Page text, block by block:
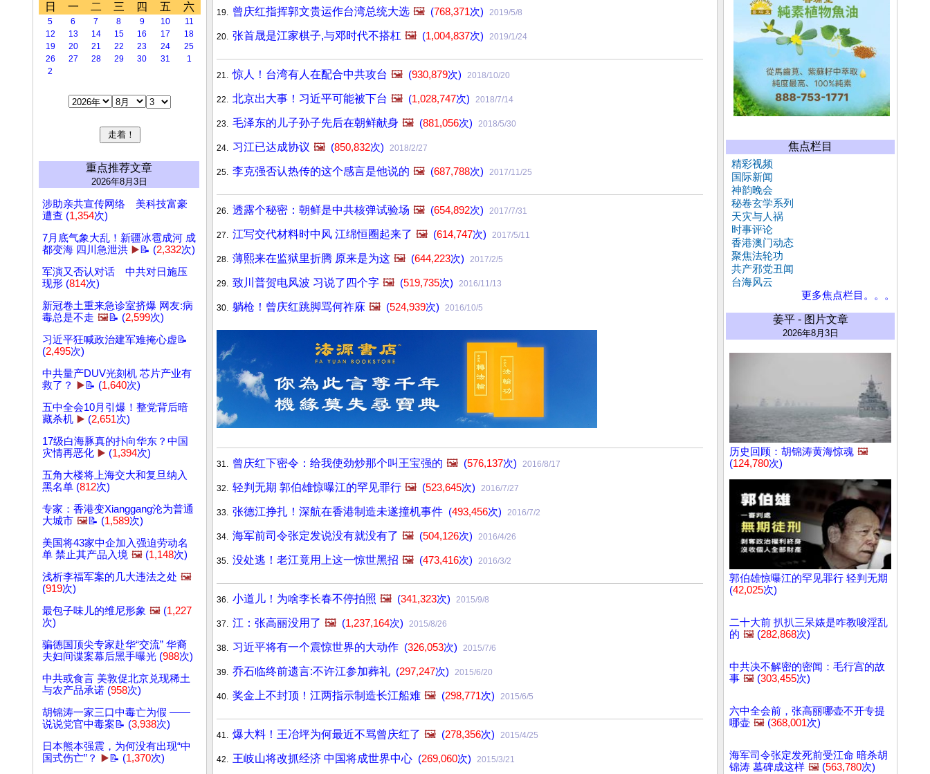
日 一 二 三 四 五 六
5 6 7 8 9 10
11
12
13 14 15 16 17
18
19
20 21 22 23 24
25
26
27 28 29 30 31
1
2
重点推荐文章
2026年8月3日
涉助亲共宣传网络 美科技富豪
遭查 (1,354次)
7月底气象大乱！新疆冰雹成河 成
都变海 四川急泄洪 ▶️📝 (2,332次)
军演又否认对话 中共对日施压
现形 (814次)
新冠卷土重来急诊室挤爆 网友:病
毒总是不走 🖼️📝 (2,599次)
习近平狂喊政治建军难掩心虚📝
(2,495次)
中共量产DUV光刻机 芯片产业有
救了？
▶️📝 (1,640次)
五中全会10月引爆！整党背后暗
藏杀机 ▶️ (2,651次)
17级白海豚真的扑向华东？中国
灾情再恶化 ▶️ (1,394次)
五角大楼将上海交大和复旦纳入
黑名单 (812次)
专家：香港变Xianggang沦为普通
大城市 🖼️📝 (1,589次)
美国将43家中企加入强迫劳动名
单 禁止其产品入境 🖼️ (1,148次)
浅析李福军案的几大违法之处 🖼️
(919次)
最包子味儿的维尼形象 🖼️ (1,227
次)
骗德国顶尖专家赴华“交流” 华裔
夫妇间谍案幕后黑手曝光 (988次)
中共或食言 美敦促北京兑现稀土
与农产品承诺 (958次)
胡锦涛一家三口中毒亡为假 ——
说说党官中毒案📝 (3,938次)
日本熊本强震，为何没有出现“中
国式伤亡”？
▶️📝 (1,370次)
19. 曾庆红指挥郭文贵运作台湾总统大选 🖼️ (768,371次) 2019/5/8
20. 张首晟是江家棋子,与邓时代不搭杠 🖼️ (1,004,837次) 2019/1/24
21.惊人！台湾有人在配合中共攻台 🖼️ (930,879次) 2018/10/20
22. 北京出大事！习近平可能被下台 🖼️ (1,028,747次) 2018/7/14
23. 毛泽东的儿子孙子先后在朝鲜献身 🖼️ (881,056次) 2018/5/30
24. 习江已达成协议 🖼️ (850,832次) 2018/2/27
25. 李克强否认热传的这个感言是他说的 🖼️ (687,788次) 2017/11/25
26. 透露个秘密：朝鲜是中共核弹试验场 🖼️ (654,892次) 2017/7/31
27. 江写交代材料时中风 江绵恒圈起来了 🖼️ (614,747次) 2017/5/11
28. 薄熙来在监狱里折腾 原来是为这 🖼️ (644,223次) 2017/2/5
29. 致川普贺电风波 习说了四个字 🖼️ (519,735次) 2016/11/13
30. 躺枪！曾庆红跳脚骂何祚庥 🖼️ (524,939次) 2016/10/5
31. 曾庆红下密令：给我使劲炒那个叫王宝强的 🖼️ (576,137次) 2016/8/17
32. 轻判无期 郭伯雄惊曝江的罕见罪行 🖼️ (523,645次) 2016/7/27
33. 张德江挣扎！深航在香港制造未遂撞机事件 (493,456次) 2016/7/2
34. 海军前司令张定发说没有就没有了 🖼️ (504,126次) 2016/4/26
35. 没处逃！老江竟用上这一惊世黑招 🖼️ (473,416次) 2016/3/2
36. 小道儿！为啥李长春不停拍照 🖼️ (341,323次) 2015/9/8
37. 江：张高丽没用了 🖼️ (1,237,164次) 2015/8/26
38. 习近平将有一个震惊世界的大动作 (326,053次) 2015/7/6
39. 乔石临终前遗言:不许江参加葬礼 (297,247次) 2015/6/20
40. 奖金上不封顶！江两指示制造长江船难 🖼️ (298,771次) 2015/6/5
41. 爆大料！王冶坪为何最近不骂曾庆红了 🖼️ (278,356次) 2015/4/25
42. 王岐山将改抓经济 中国将成世界中心 (269,060次) 2015/3/21
焦点栏目
精彩视频
国际新闻
神韵晚会
秘卷玄学系列
天灾与人祸
时事评论
香港澳门动态
聚焦法轮功
共产邪党丑闻
台海风云
更多焦点栏目。。。
姜平 - 图片文章
2026年8月3日
历史回顾：胡锦涛黄海惊魂 🖼️
(124,780次)
郭伯雄惊曝江的罕见罪行 轻判无期
(42,025次)
二十大前 扒扒三呆婊是咋教唆淫乱
的 🖼️ (282,868次)
中共决不解密的密闻：毛行宫的故
事 🖼️ (303,455次)
六中全会前，张高丽哪壶不开专提
哪壶 🖼️ (368,001次)
海军司令张定发死前受江命 暗杀胡
锦涛 墓碑成这样 🖼️ (563,780次)